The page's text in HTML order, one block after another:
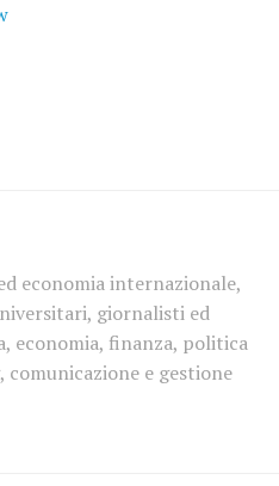
economia internazionale,
giornalisti ed
economia, finanza, politica
e gestione